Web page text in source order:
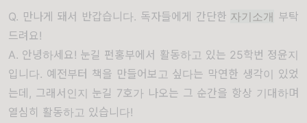
Q. 만나게 돼서 반갑습니다. 독자들에게 간단한 자기소개 부탁
드려요!
A. 안녕하세요! 눈길 펀홍부에서 활동하고 있는 25학번 정윤지
입니다. 예전부터 책을 만들어보고 싶다는 막연한 생각이 있었
는데, 그래서인지 눈길 7호가 나오는 그 순간을 항상 기대하며
열심히 활동하고 있습니다!